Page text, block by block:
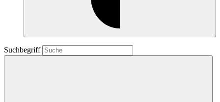
Suchbegriff